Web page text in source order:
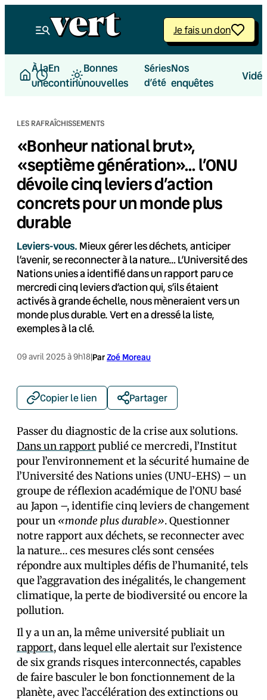
Je fais un don
À la
une
En
continu
Bonnes
nouvelles
Séries
d’été
Nos
enquêtes
LES RAFRAÎCHISSEMENTS
«Bonheur national brut»,
«septième génération»… l’ONU
dévoile cinq leviers d’action
concrets pour un monde plus
durable
Leviers-vous. Mieux gérer les déchets, anticiper
l’avenir, se reconnecter à la nature… L’Université des
Nations unies a identifié dans un rapport paru ce
mercredi cinq leviers d’action qui, s’ils étaient
activés à grande échelle, nous mèneraient vers un
monde plus durable. Vert en a dressé la liste,
exemples à la clé.
09 avril 2025 à 9h18|ParZoé Moreau
Copier le lien Partager
Passer du diagnostic de la crise aux solutions.
Dans un rapportpublié ce mercredi, l’Institut
pour l’environnement et la sécurité humaine de
l’Université des Nations unies (UNU-EHS) – un
groupe de réflexion académique de l’ONU basé
au Japon –, identifie cinq leviers de changement
pour un «monde plus durable». Questionner
notre rapport aux déchets, se reconnecter avec
la nature… ces mesures clés sont censées
répondre aux multiples défis de l’humanité, tels
que l’aggravation des inégalités, le changement
climatique, la perte de biodiversité ou encore la
pollution.
Il y a un an, la même université publiait un
rapport, dans lequel elle alertait sur l’existence
de six grands risques interconnectés, capables
de faire basculer le bon fonctionnement de la
planète, avec l’accélération des extinctions ou